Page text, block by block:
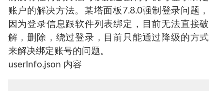
账户的解决方法。某塔面板7.8.0强制登录问题，
因为登录信息跟软件列表绑定，目前无法直接破
解，删除，绕过登录，目前只能通过降级的方式
来解决绑定账号的问题。
userInfo.json 内容